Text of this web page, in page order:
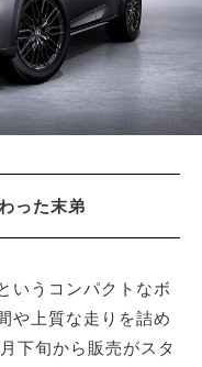
った末弟
いうコンパクトなボ
や上質な走りを詰め
下旬から販売がスタ